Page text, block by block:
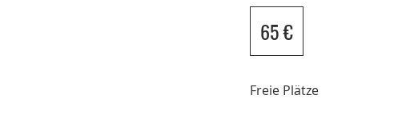
65 €
Freie Plätze